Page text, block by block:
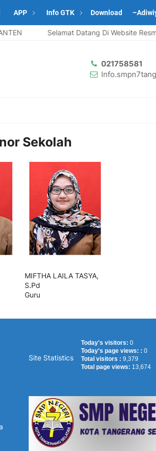
APP Info GTK Download
Selamat Datang Di Website
021758581
Sekolah
MIFTHA LAILA TASYA,
S.Pd
Guru
Site Statistics
Today's visitors: 0
Today's page views: : 0
Total visitors : 9,379
Total page views: 13,674